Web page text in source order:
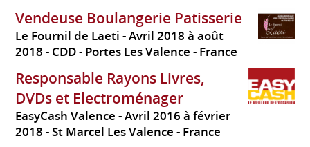
Vendeuse Boulangerie Patisserie
Le Fournil de Laeti
Avril 2018 à août
2018 CDD Portes Les Valence France
Responsable Rayons Livres,
DVDs et Electroménager
EasyCash Valence
Avril 2016 à février
2018 St Marcel Les Valence France